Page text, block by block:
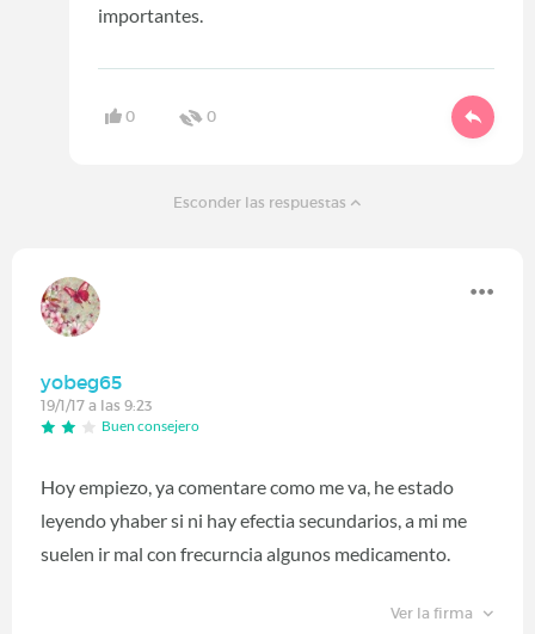
importantes.
0 0
Esconder las respuestas
yobeg65
19/1/17 a las 9:23
Buen consejero
Hoy empiezo, ya comentare como me va, he estado
leyendo yhaber si ni hay efectia secundarios, a mi me
suelen ir mal con frecurncia algunos medicamento.
Ver la firma